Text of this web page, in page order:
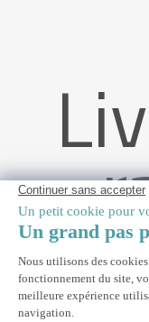
Pergola
blanc avec 3